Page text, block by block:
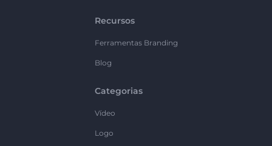
Recursos
Ferramentas Branding
Blog
Categorias
Vídeo
Logo